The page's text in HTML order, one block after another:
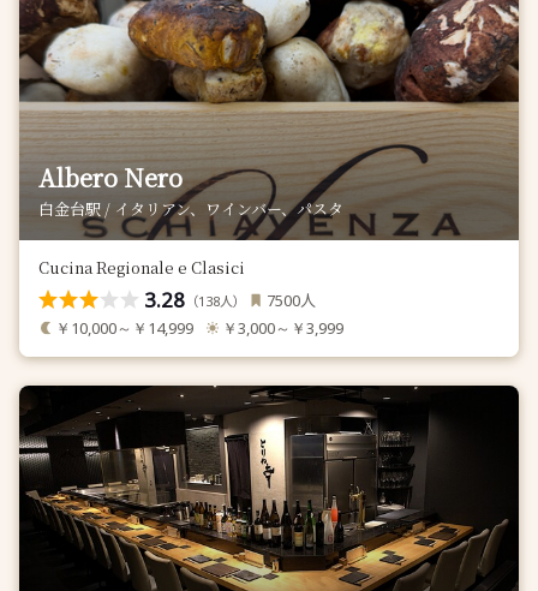
Albero Nero
白金台駅 / イタリアン、ワインバー、パスタ
Cucina Regionale e Clasici
3.28 （138人） 7500人
￥10,000～￥14,999 ￥3,000～￥3,999